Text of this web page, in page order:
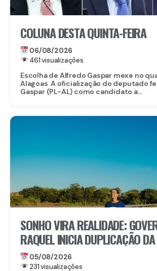
COLUNA DESTA QUINTA-FEIRA
06/08/2026
461 visualizações
Escolha de Alfredo Gaspar mexe no
Alagoas A oficialização do deputado
Gaspar (PL-AL) como candidato a...
SONHO VIRA REALIDADE:
RAQUEL INICIA DUPLICAÇÃO
ENTRE SÃO CAETANO E BELO
05/08/2026
231 visualizações